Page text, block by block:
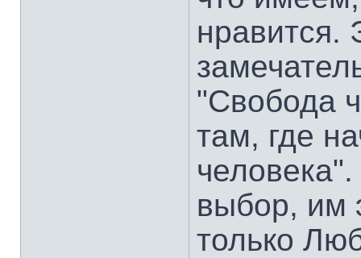
нравится.
"Свобода
там, где
выбор, им
только